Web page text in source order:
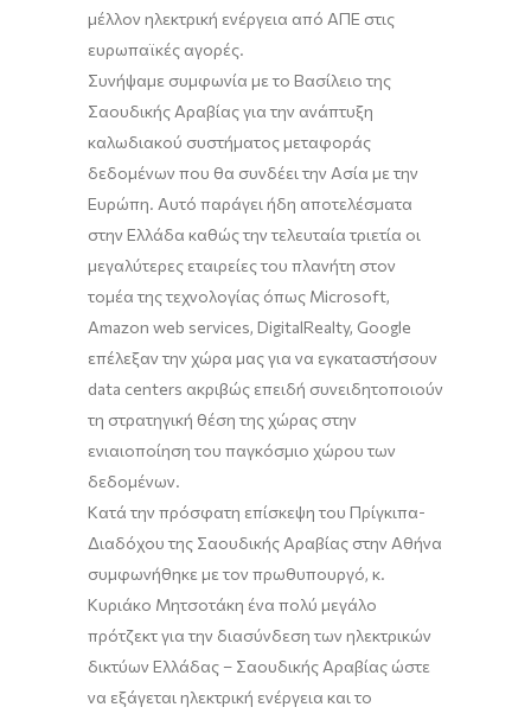
μέλλον ηλεκτρική ενέργεια από ΑΠΕ στις
ευρωπαϊκές αγορές.
Συνήψαμε συμφωνία με το Βασίλειο της
Σαουδικής Αραβίαςγια την ανάπτυξη
καλωδιακού συστήματος μεταφοράς
δεδομένων που θα συνδέει την Ασία με την
Ευρώπη. Αυτό παράγει ήδη αποτελέσματα
στην Ελλάδα καθώς την τελευταία τριετία οι
μεγαλύτερες εταιρείες του πλανήτη στον
τομέα της τεχνολογίας όπως Microsoft,
Amazon web services, DigitalRealty, Google
επέλεξαν την χώρα μας για να εγκαταστήσουν
data centers ακριβώς επειδή συνειδητοποιούν
τη στρατηγική θέση της χώρας στην
ενιαιοποίηση του παγκόσμιο χώρου των
δεδομένων.
Κατά την πρόσφατη επίσκεψη του Πρίγκιπα-
Διαδόχου της Σαουδικής Αραβίας στην Αθήνα
συμφωνήθηκε με τον πρωθυπουργό, κ.
Κυριάκο Μητσοτάκη ένα πολύ μεγάλο
πρότζεκτγια την διασύνδεση των ηλεκτρικών
δικτύων Ελλάδας – Σαουδικής Αραβίας ώστε
να εξάγεται ηλεκτρική ενέργεια και το